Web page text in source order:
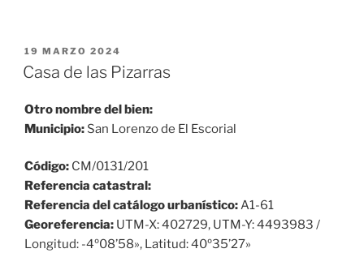
PUBLICADO
EL
19 MARZO 2024
Casa de las Pizarras
Otro nombre del bien:
Municipio: San Lorenzo de El Escorial
Código: CM/0131/201
Referencia catastral:
Referencia del catálogo urbanístico:A1-61
Georeferencia: UTM-X: 402729, UTM-Y: 4493983 /
Longitud: -4º08’58», Latitud: 40º35’27»